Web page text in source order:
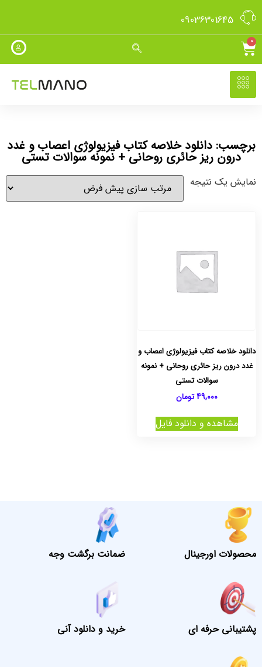
09036301645
0
برچسب: دانلود خلاصه کتاب فیزیولوژی اعصاب و غدد
درون ریز حائری روحانی + نمونه سوالات تستی
نمایش یک نتیجه
دانلود خلاصه کتاب فیزیولوژی اعصاب و
غدد درون ریز حائری روحانی + نمونه
سوالات تستی
49,000 تومان
مشاهده و دانلود فایل
محصولات اورجینال ضمانت برگشت وجه
پشتیبانی حرفه ای خرید و دانلود آنی